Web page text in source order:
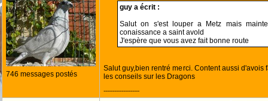
746 messages postés
guy a écrit :
Salut on s'est louper a Metz mais
conaissance a saint avold
J'espère que vous avez fait bonne route
Salut guy,bien rentré merci. Content aussi d'avois
les conseils sur les Dragons
--------------------